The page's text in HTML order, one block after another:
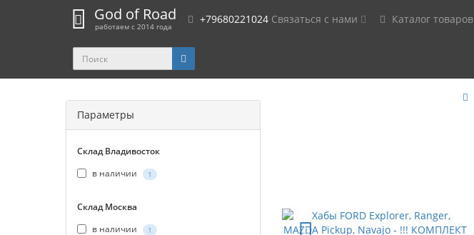
God of Road
работаем с 2014 года
+79680221024 Связаться с нами Каталог товаров
Параметры
Склад Владивосток
в наличии
1
Склад Москва
в наличии
1